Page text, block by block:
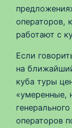
операторов,
работают с
Если
на
куба туры
«умеренные,
операторов